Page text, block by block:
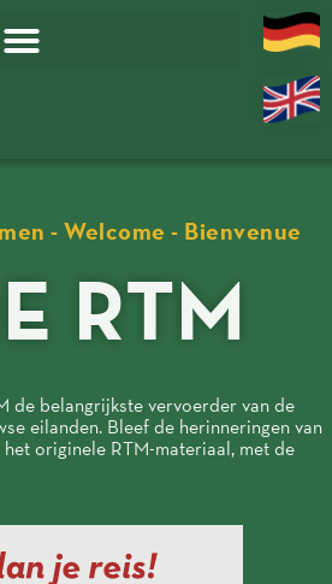
- Welcome - Bienvenue
RTM
de belangrijkste vervoerder van de
eilanden. Bleef de herinneringen van
originele RTM-materiaal, met de